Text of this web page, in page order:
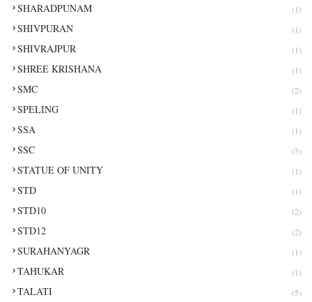
SHARADPUNAM (1)
SHIVPURAN (1)
SHIVRAJPUR (1)
SHREE KRISHANA (1)
SMC (2)
SPELING (1)
SSA (1)
SSC (5)
STATUE OF UNITY (1)
STD (1)
STD10 (2)
STD12 (2)
SURAHANYAGR (1)
TAHUKAR (1)
TALATI (5)